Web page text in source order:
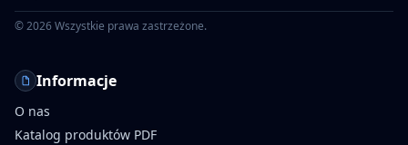
©2026Wszystkie prawa zastrzeżone.
Informacje
O nas
Katalog produktów PDF